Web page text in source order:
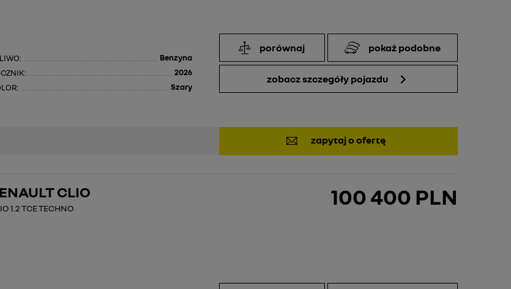
Benzyna
2026
Szary
porównaj pokaż podobne
zobacz szczegóły pojazdu
zapytaj o ofertę
CLIO
1.2 TCE TECHNO 100 400 PLN